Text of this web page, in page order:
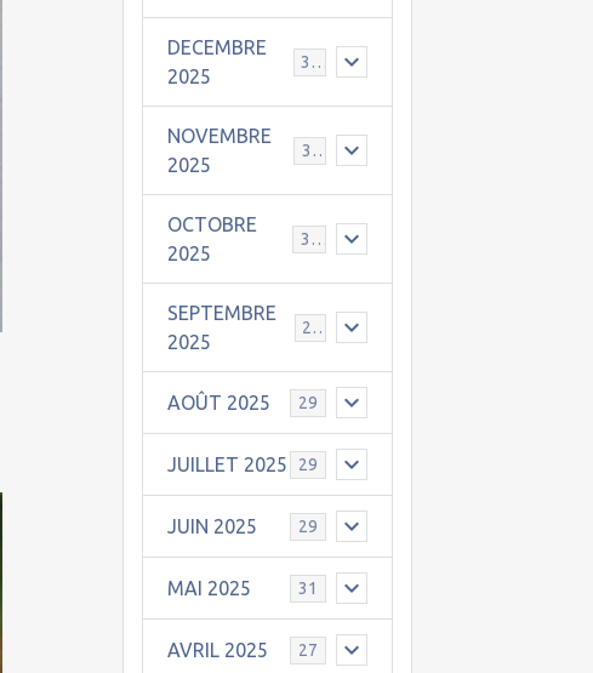
DECEMBRE
2025
30
NOVEMBRE
2025
30
OCTOBRE
2025
31
SEPTEMBRE
2025
25
AOÛT 2025 29
JUILLET 2025 29
JUIN 2025 29
MAI 2025 31
AVRIL 2025 27